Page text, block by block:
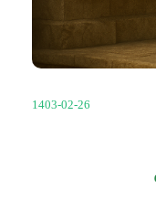
1403-02-26